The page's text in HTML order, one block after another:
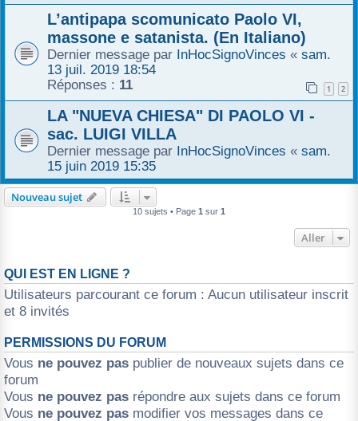
L’antipapa scomunicato Paolo VI,
massone e satanista. (En Italiano)
Dernier message par InHocSignoVinces « sam.
13 juil. 2019 18:54
Réponses : 11 1 2
LA "NUEVA CHIESA" DI PAOLO VI -
sac. LUIGI VILLA
Dernier message par InHocSignoVinces « sam.
15 juin 2019 15:35
Nouveau sujet
10 sujets • Page 1 sur 1
Aller
QUI EST EN LIGNE ?
Utilisateurs parcourant ce forum : Aucun utilisateur inscrit
et 8 invités
PERMISSIONS DU FORUM
Vous ne pouvez pas publier de nouveaux sujets dans ce
forum
Vous ne pouvez pas répondre aux sujets dans ce forum
Vous ne pouvez pas modifier vos messages dans ce